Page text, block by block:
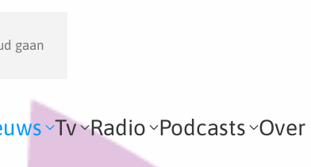
gaan
Tv Radio Podcasts Over